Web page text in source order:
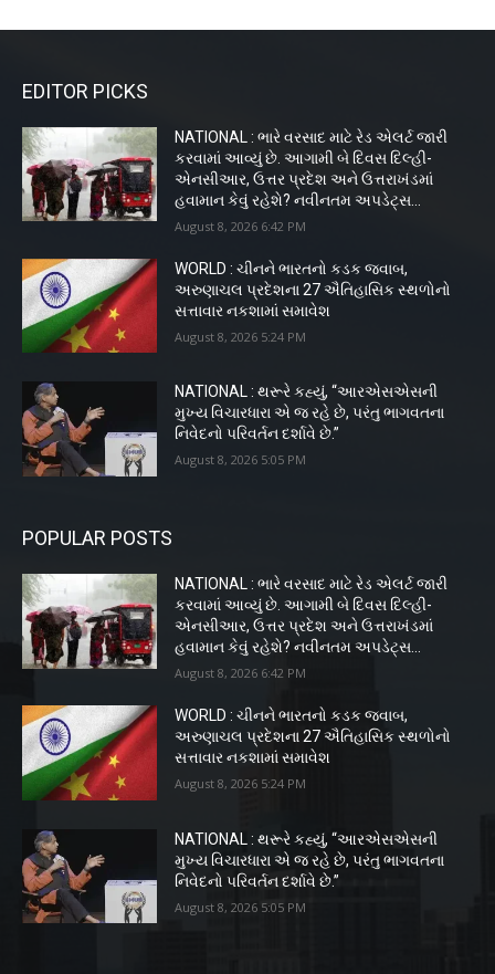
EDITOR PICKS
NATIONAL : ભારે વરસાદ માટે રેડ એલર્ટ જારી
કરવામાં આવ્યું છે. આગામી બે દિવસ દિલ્હી-
એનસીઆર, ઉત્તર પ્રદેશ અને ઉત્તરાખંડમાં
હવામાન કેવું રહેશે? નવીનતમ અપડેટ્સ...
August 8, 2026 6:42 PM
WORLD : ચીનને ભારતનો કડક જવાબ,
અરુણાચલ પ્રદેશના 27 ઐતિહાસિક સ્થળોનો
સત્તાવાર નકશામાં સમાવેશ
August 8, 2026 5:24 PM
NATIONAL : થરૂરે કહ્યું, “આરએસએસની
મુખ્ય વિચારધારા એ જ રહે છે, પરંતુ ભાગવતના
નિવેદનો પરિવર્તન દર્શાવે છે.”
August 8, 2026 5:05 PM
POPULAR POSTS
NATIONAL : ભારે વરસાદ માટે રેડ એલર્ટ જારી
કરવામાં આવ્યું છે. આગામી બે દિવસ દિલ્હી-
એનસીઆર, ઉત્તર પ્રદેશ અને ઉત્તરાખંડમાં
હવામાન કેવું રહેશે? નવીનતમ અપડેટ્સ...
August 8, 2026 6:42 PM
WORLD : ચીનને ભારતનો કડક જવાબ,
અરુણાચલ પ્રદેશના 27 ઐતિહાસિક સ્થળોનો
સત્તાવાર નકશામાં સમાવેશ
August 8, 2026 5:24 PM
NATIONAL : થરૂરે કહ્યું, “આરએસએસની
મુખ્ય વિચારધારા એ જ રહે છે, પરંતુ ભાગવતના
નિવેદનો પરિવર્તન દર્શાવે છે.”
August 8, 2026 5:05 PM